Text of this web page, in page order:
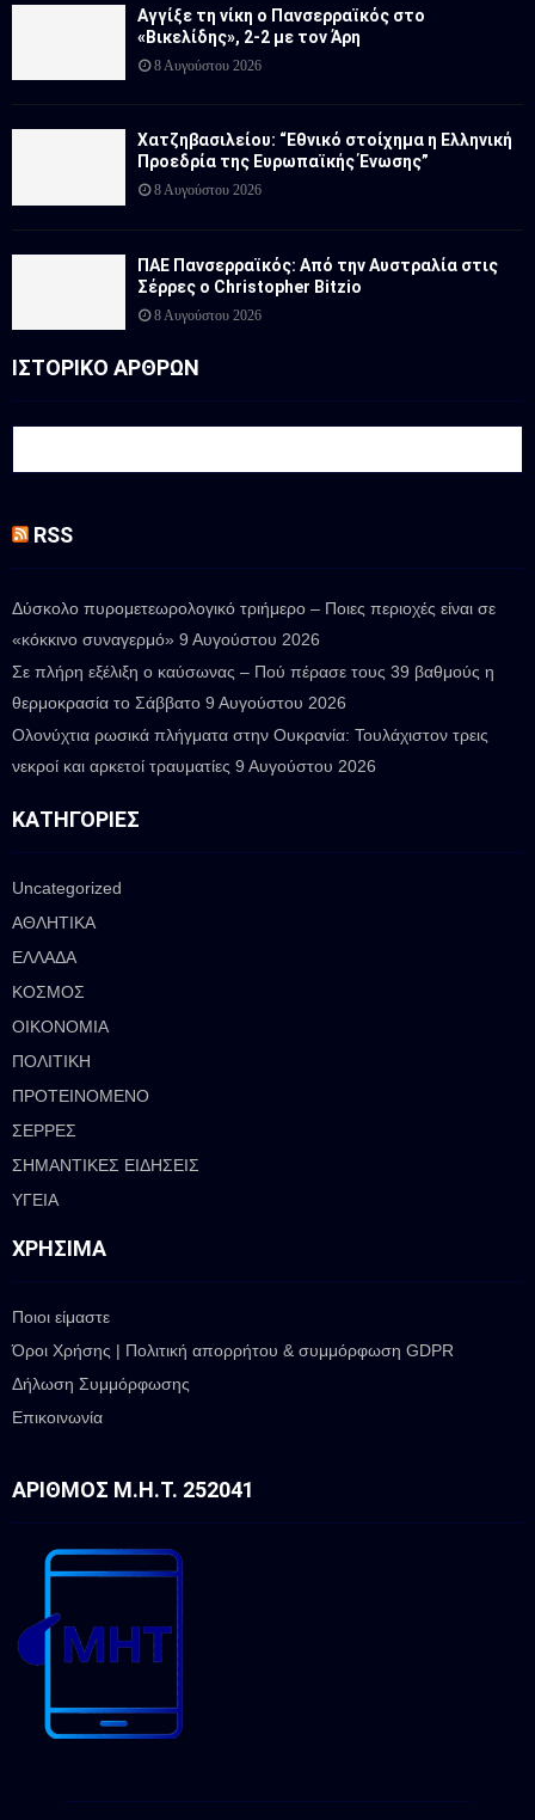
Αγγίξε τη νίκη ο Πανσερραϊκός στο
«Βικελίδης», 2-2 με τον Άρη
8 Αυγούστου 2026
Χατζηβασιλείου: “Εθνικό στοίχημα η Ελληνική
Προεδρία της Ευρωπαϊκής Ένωσης”
8 Αυγούστου 2026
ΠΑΕ Πανσερραϊκός: Από την Αυστραλία στις
Σέρρες ο Christopher Bitzio
8 Αυγούστου 2026
ΙΣΤΟΡΙΚΟ ΑΡΘΡΩΝ
RSS
Δύσκολο πυρομετεωρολογικό τριήμερο – Ποιες περιοχές είναι σε
«κόκκινο συναγερμό» 9 Αυγούστου 2026
Σε πλήρη εξέλιξη ο καύσωνας – Πού πέρασε τους 39 βαθμούς η
θερμοκρασία το Σάββατο 9 Αυγούστου 2026
Ολονύχτια ρωσικά πλήγματα στην Ουκρανία: Τουλάχιστον τρεις
νεκροί και αρκετοί τραυματίες 9 Αυγούστου 2026
ΚΑΤΗΓΟΡΊΕΣ
Uncategorized
ΑΘΛΗΤΙΚΑ
ΕΛΛΑΔΑ
ΚΟΣΜΟΣ
ΟΙΚΟΝΟΜΙΑ
ΠΟΛΙΤΙΚΗ
ΠΡΟΤΕΙΝΟΜΕΝΟ
ΣΕΡΡΕΣ
ΣΗΜΑΝΤΙΚΕΣ ΕΙΔΗΣΕΙΣ
ΥΓΕΙΑ
ΧΡΉΣΙΜΑ
Ποιοι είμαστε
Όροι Χρήσης | Πολιτική απορρήτου & συμμόρφωση GDPR
Δήλωση Συμμόρφωσης
Επικοινωνία
ΑΡΙΘΜΌΣ Μ.Η.Τ. 252041